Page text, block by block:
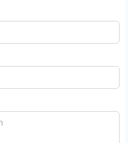
sâu: Polyester